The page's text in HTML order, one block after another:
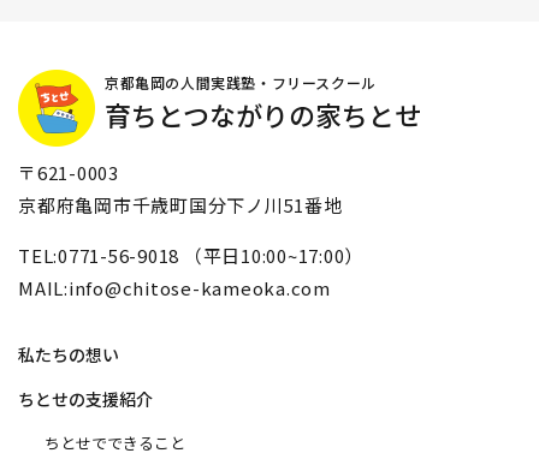
京都亀岡の人間実践塾・フリースクール
育ちとつながりの家ちとせ
〒621-0003
京都府亀岡市千歳町国分下ノ川51番地
TEL:0771-56-9018 （平日10:00~17:00）
MAIL:info@chitose-kameoka.com
私たちの想い
ちとせの支援紹介
ちとせでできること